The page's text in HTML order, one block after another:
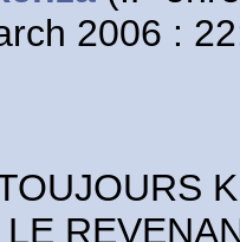
2006 :